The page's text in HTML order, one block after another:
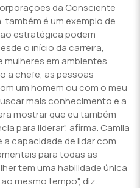
da Consciente
é um exemplo de
estratégica podem
o início da carreira,
em ambientes
a chefe, as pessoas
um homem ou com o meu
mais conhecimento e a
mostrar que eu também
para liderar", afirma. Camila
a capacidade de lidar com
para todas as
tem uma habilidade única
mesmo tempo", diz.